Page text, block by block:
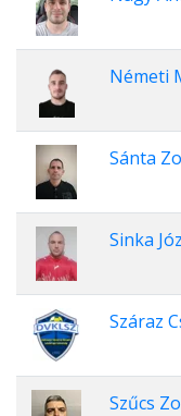
Németi
Sánta
Sinka
Száraz
Szűcs